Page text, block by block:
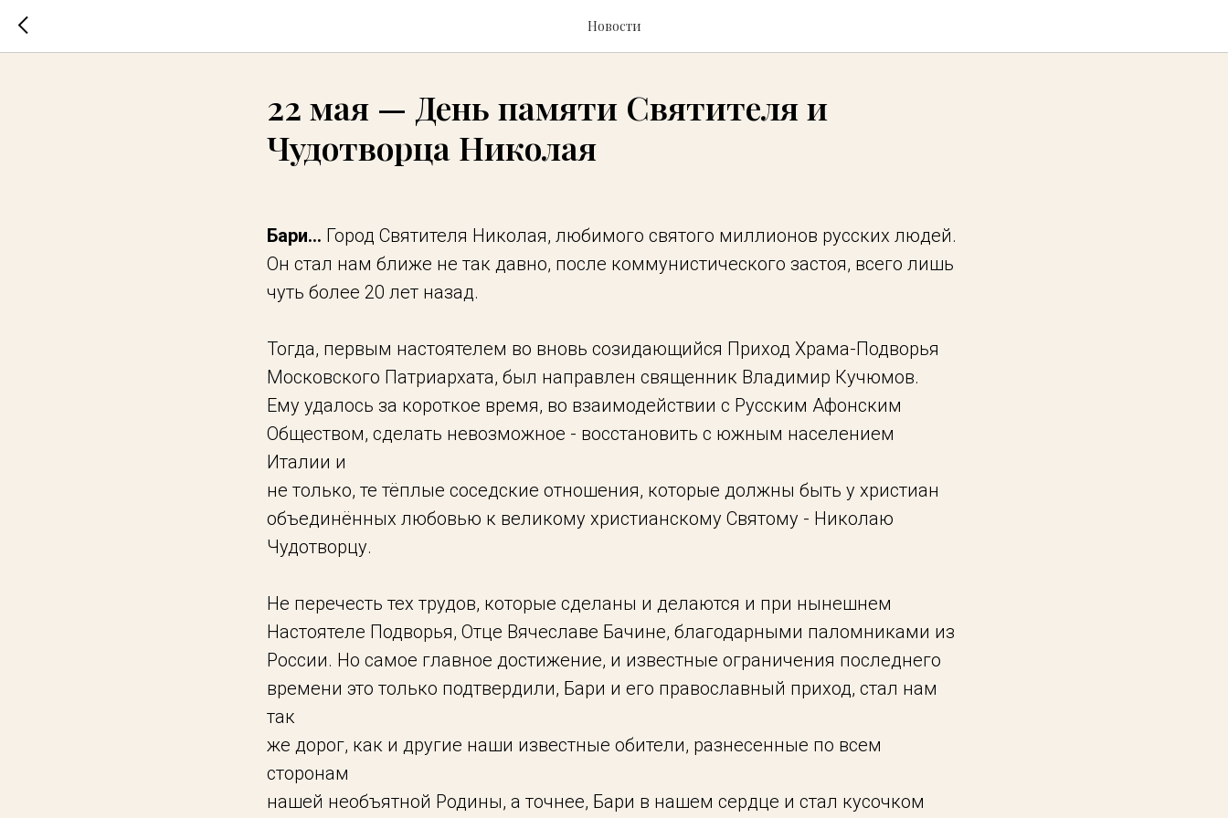
Новости
22 мая — День памяти Святителя и
Чудотворца Николая
Бари... Город Святителя Николая, любимого святого миллионов русских людей.
Он стал нам ближе не так давно, после коммунистического застоя, всего лишь
чуть более 20 лет назад.
Тогда, первым настоятелем во вновь созидающийся Приход Храма-Подворья
Московского Патриархата, был направлен священник Владимир Кучюмов.
Ему удалось за короткое время, во взаимодействии с Русским Афонским
Обществом, сделать невозможное - восстановить с южным населением
Италии и
не только, те тёплые соседские отношения, которые должны быть у христиан
объединённых любовью к великому христианскому Святому - Николаю
Чудотворцу.
Не перечесть тех трудов, которые сделаны и делаются и при нынешнем
Настоятеле Подворья, Отце Вячеславе Бачине, благодарными паломниками из
России. Но самое главное достижение, и известные ограничения последнего
времени это только подтвердили, Бари и его православный приход, стал нам
так
же дорог, как и другие наши известные обители, разнесенные по всем
сторонам
нашей необъятной Родины, а точнее, Бари в нашем сердце и стал кусочком